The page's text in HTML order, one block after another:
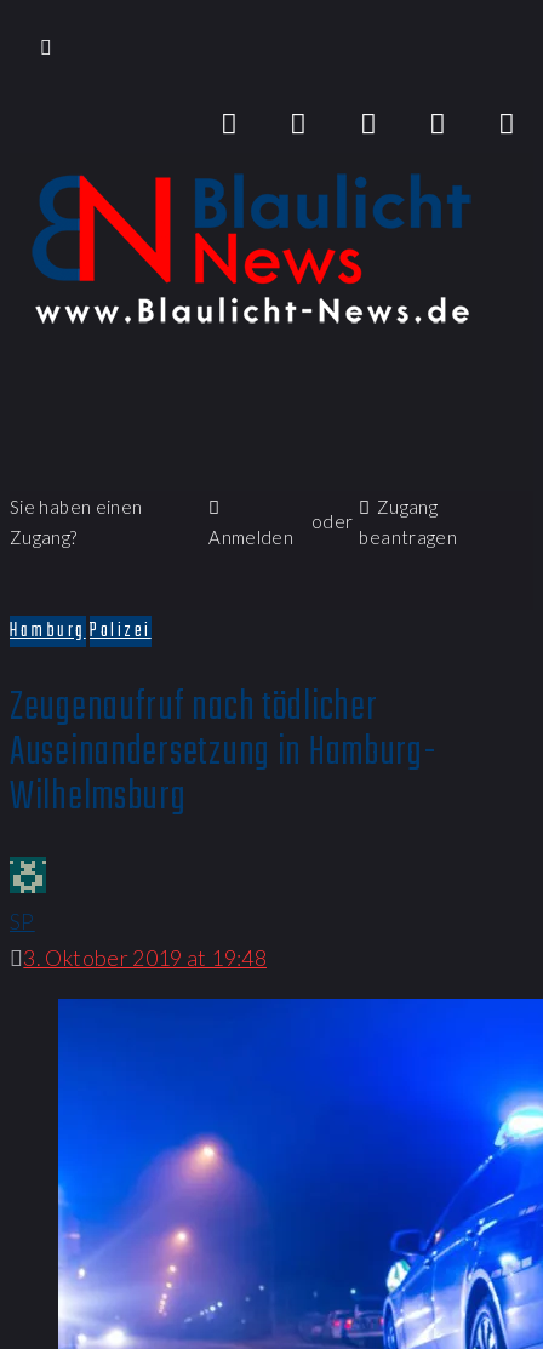
Sie haben einen
Zugang?
Anmelden
oder
Zugang
beantragen
HamburgPolizei
Zeugenaufruf nach tödlicher
Auseinandersetzung in Hamburg-
Wilhelmsburg
SP
3. Oktober 2019 at 19:48